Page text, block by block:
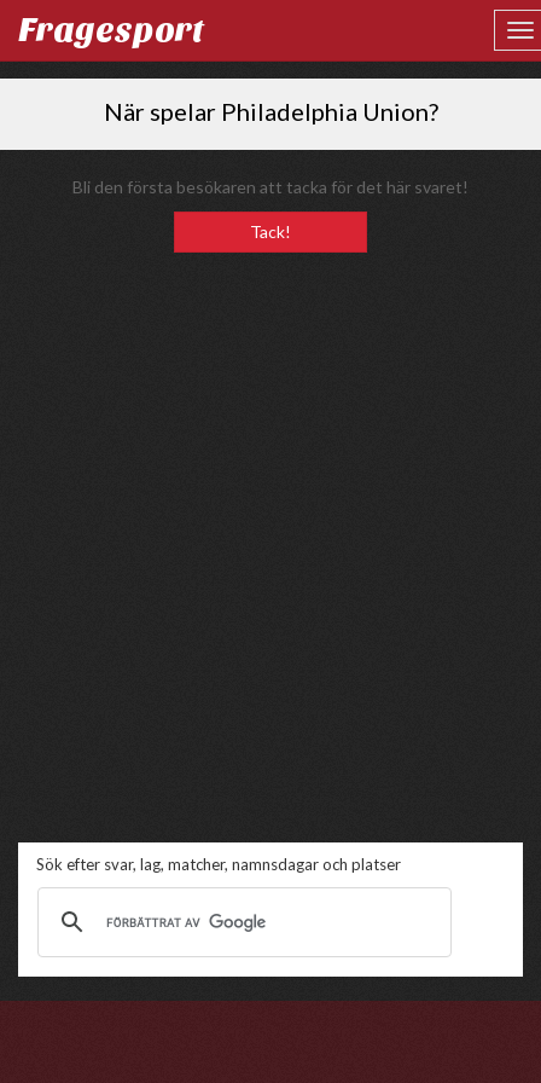
Fragesport
När spelar Philadelphia Union?
Bli den första besökaren att tacka för det här svaret!
Tack!
Sök efter svar, lag, matcher, namnsdagar och platser